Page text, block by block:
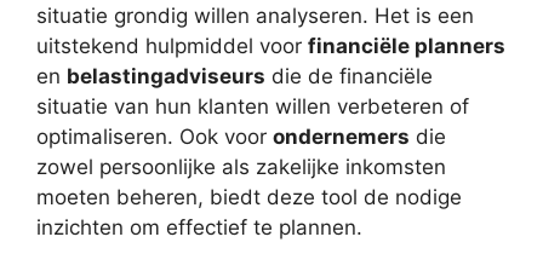
situatie grondig willen analyseren. Het is een
uitstekend hulpmiddel voor financiële planners
en belastingadviseurs die de financiële
situatie van hun klanten willen verbeteren of
optimaliseren. Ook voor ondernemers die
zowel persoonlijke als zakelijke inkomsten
moeten beheren, biedt deze tool de nodige
inzichten om effectief te plannen.